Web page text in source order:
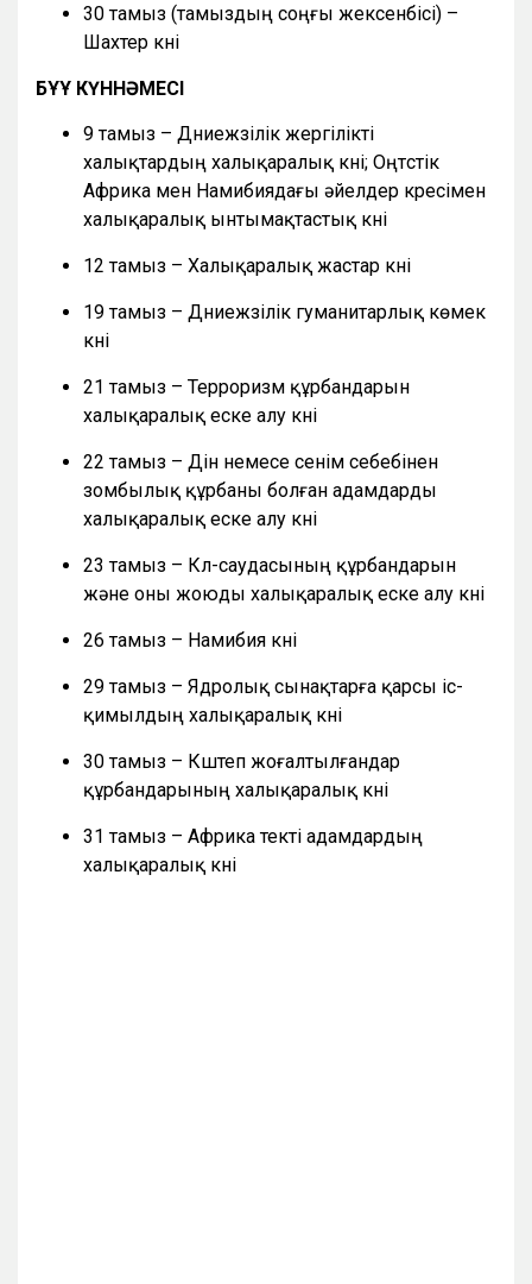
30 тамыз (тамыздың соңғы жексенбісі) –
Шахтер күні
БҰҰ КҮННӘМЕСІ
9 тамыз – Дүниежүзілік жергілікті
халықтардың халықаралық күні; Оңтүстік
Африка мен Намибиядағы әйелдер күресімен
халықаралық ынтымақтастық күні
12 тамыз – Халықаралық жастар күні
19 тамыз – Дүниежүзілік гуманитарлық көмек
күні
21 тамыз – Терроризм құрбандарын
халықаралық еске алу күні
22 тамыз – Дін немесе сенім себебінен
зомбылық құрбаны болған адамдарды
халықаралық еске алу күні
23 тамыз – Күл-саудасының құрбандарын
және оны жоюды халықаралық еске алу күні
26 тамыз – Намибия күні
29 тамыз – Ядролық сынақтарға қарсы іс-
қимылдың халықаралық күні
30 тамыз – Күштеп жоғалтылғандар
құрбандарының халықаралық күні
31 тамыз – Африка текті адамдардың
халықаралық күні